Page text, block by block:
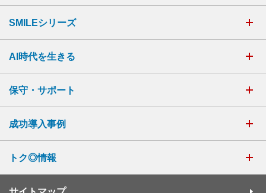
SMILEシリーズ
AI時代を生きる
保守・サポート
成功導入事例
トク◎情報